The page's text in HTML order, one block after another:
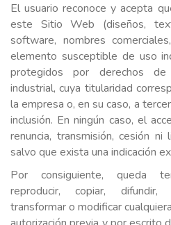
El usuario reconoce y acepta
este Sitio Web (diseños,
software, nombres
elemento susceptible de uso
protegidos por derechos
industrial, cuya titularidad
la empresa o, en su caso, a
inclusión. En ningún caso, el
renuncia, transmisión, cesión
salvo que exista una indicación
Por consiguiente, queda
reproducir, copiar, difundir,
transformar o modificar